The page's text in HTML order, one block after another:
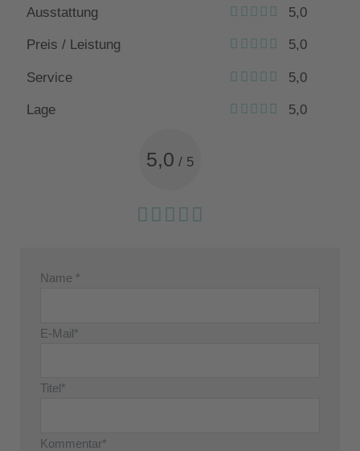
Ausstattung 5,0
Preis / Leistung 5,0
Service 5,0
Lage 5,0
5,0 / 5
Name *
E-Mail*
Titel*
Kommentar*